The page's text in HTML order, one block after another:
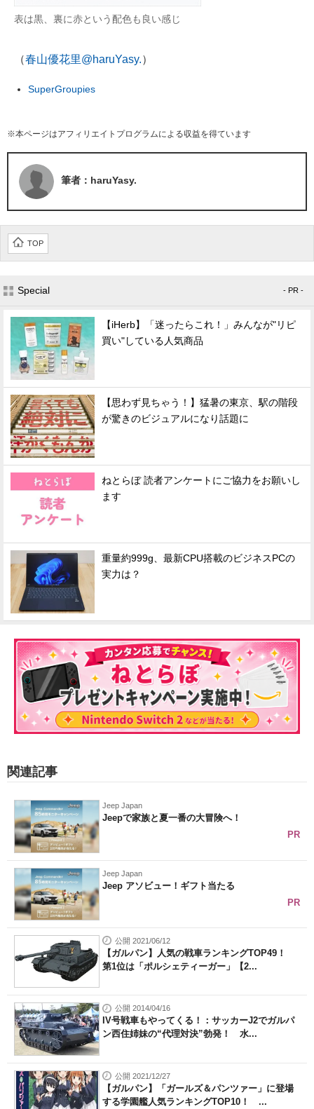
表は黒、裏に赤という配色も良い感じ
（春山優花里@haruYasy.）
SuperGroupies
※本ページはアフィリエイトプログラムによる収益を得ています
筆者：haruYasy.
TOP
Special - PR -
【iHerb】「迷ったらこれ！」みんなが"リピ
買い"している人気商品
【思わず見ちゃう！】猛暑の東京、駅の階段
が驚きのビジュアルになり話題に
ねとらぼ 読者アンケートにご協力をお願いし
ます
重量約999g、最新CPU搭載のビジネスPCの
実力は？
関連記事
Jeep Japan
Jeepで家族と夏一番の大冒険へ！
PR
Jeep Japan
Jeep アソビュー！ギフト当たる
PR
公開 2021/06/12
【ガルパン】人気の戦車ランキングTOP49！
第1位は「ポルシェティーガー」【2...
公開 2014/04/16
IV号戦車もやってくる！：サッカーJ2でガルパ
ン西住姉妹の“代理対決”勃発！ 水...
公開 2021/12/27
【ガルパン】「ガールズ＆パンツァー」に登場
する学園艦人気ランキングTOP10！ ...